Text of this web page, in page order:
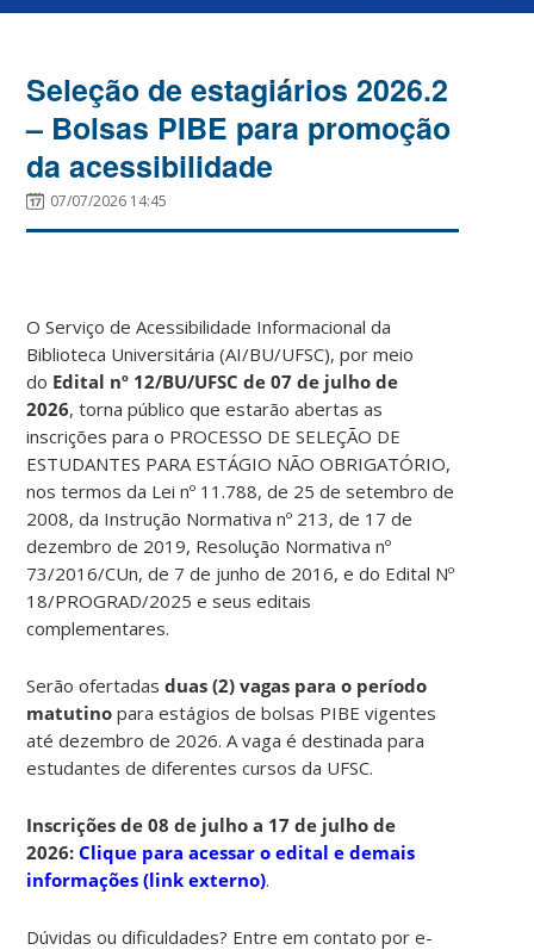
Seleção de estagiários 2026.2
– Bolsas PIBE para promoção
da acessibilidade
07/07/2026 14:45
O Serviço de Acessibilidade Informacional da
Biblioteca Universitária (AI/BU/UFSC), por meio
do Edital nº 12/BU/UFSC de 07 de julho de
2026, torna público que estarão abertas as
inscrições para o PROCESSO DE SELEÇÃO DE
ESTUDANTES PARA ESTÁGIO NÃO OBRIGATÓRIO,
nos termos da Lei nº 11.788, de 25 de setembro de
2008, da Instrução Normativa nº 213, de 17 de
dezembro de 2019, Resolução Normativa nº
73/2016/CUn, de 7 de junho de 2016, e do Edital Nº
18/PROGRAD/2025 e seus editais
complementares.
Serão ofertadasduas (2) vagas para o período
matutino para estágios de bolsas PIBE vigentes
até dezembro de 2026. A vaga é destinada para
estudantes de diferentes cursos da UFSC.
Inscrições de 08 de julho a 17 de julho de
2026: Clique para acessar o edital e demais
informações (link externo).
Dúvidas ou dificuldades? Entre em contato por e-